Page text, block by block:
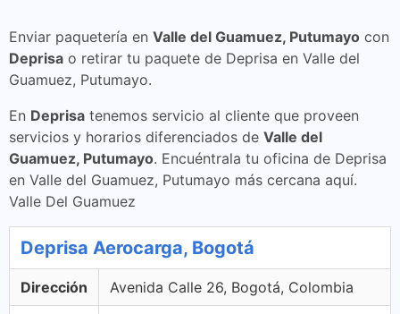
Enviar paquetería en Valle del Guamuez, Putumayo con
Deprisa o retirar tu paquete de Deprisa en Valle del
Guamuez, Putumayo.
En Deprisa tenemos servicio al cliente que proveen
servicios y horarios diferenciados de Valle del
Guamuez, Putumayo. Encuéntrala tu oficina de Deprisa
en Valle del Guamuez, Putumayo más cercana aquí.
Valle Del Guamuez
Deprisa Aerocarga, Bogotá
Dirección Avenida Calle 26, Bogotá, Colombia